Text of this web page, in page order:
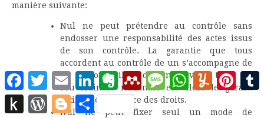
manière suivante:
Nul ne peut prétendre au contrôle sans
endosser une responsabilité des actes issus
de son contrôle. La garantie que tous
accordent au contrôle de un s’accompagne de
la responsabilité de un devant tous. La
souveraineté nationale est alors le garant
ultime de l’exercice des droits.
Nul ne peut fixer seul un mode de
FacebookTwitterEmail LinkedInEvernoteMendeleyMessageWhatsAppYummly
Push
to
WordPress
BloggerPartager